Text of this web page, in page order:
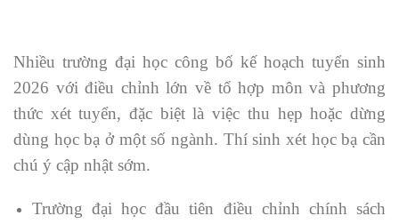
Nhiều trường đại học công bố kế hoạch tuyển sinh
2026 với điều chỉnh lớn về tổ hợp môn và phương
thức xét tuyển, đặc biệt là việc thu hẹp hoặc dừng
dùng học bạ ở một số ngành. Thí sinh xét học bạ cần
chú ý cập nhật sớm.
Trường đại học đầu tiên điều chỉnh chính sách